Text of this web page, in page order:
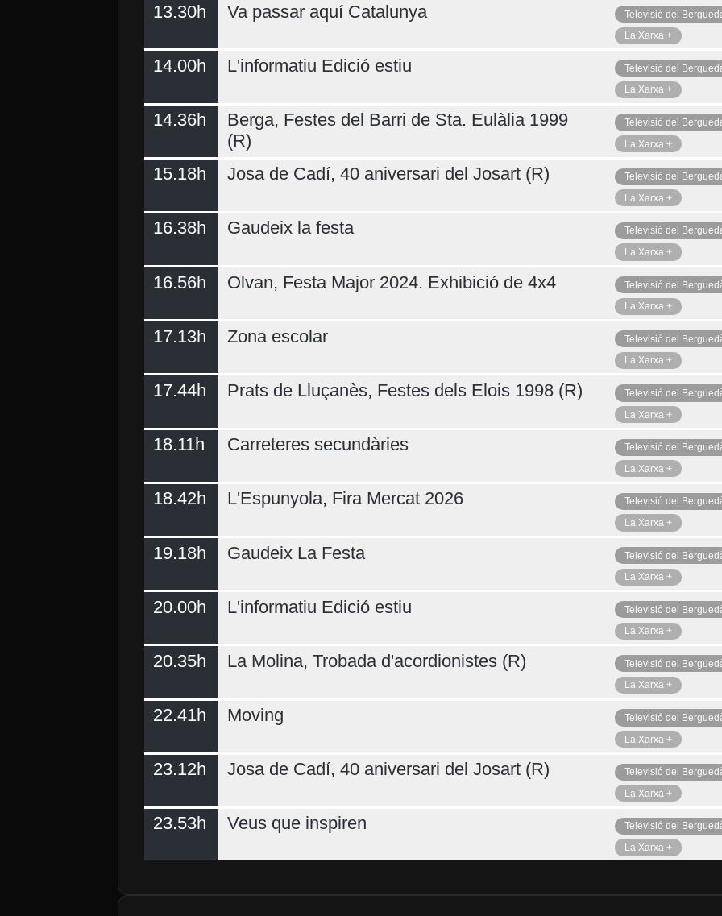
13.30h Va passar aquí Catalunya
Televisió del
La Xarxa +
14.00h L'informatiu Edició estiu
Televisió del
La Xarxa +
14.36h
Berga, Festes del Barri de Sta. Eulàlia 1999
(R)
Televisió del
La Xarxa +
15.18h Josa de Cadí, 40 aniversari del Josart (R)
Televisió del
La Xarxa +
16.38h Gaudeix la festa
Televisió del
La Xarxa +
16.56h Olvan, Festa Major 2024. Exhibició de 4x4
Televisió del
La Xarxa +
17.13h Zona escolar
Televisió del
La Xarxa +
17.44h Prats de Lluçanès, Festes dels Elois 1998 (R)
Televisió del
La Xarxa +
18.11h Carreteres secundàries
Televisió del
La Xarxa +
18.42h L'Espunyola, Fira Mercat 2026
Televisió del
La Xarxa +
19.18h Gaudeix La Festa
Televisió del
La Xarxa +
20.00h L'informatiu Edició estiu
Televisió del
La Xarxa +
20.35h La Molina, Trobada d'acordionistes (R)
Televisió del
La Xarxa +
22.41h Moving
Televisió del
La Xarxa +
23.12h Josa de Cadí, 40 aniversari del Josart (R)
Televisió del
La Xarxa +
23.53h Veus que inspiren
Televisió del
La Xarxa +